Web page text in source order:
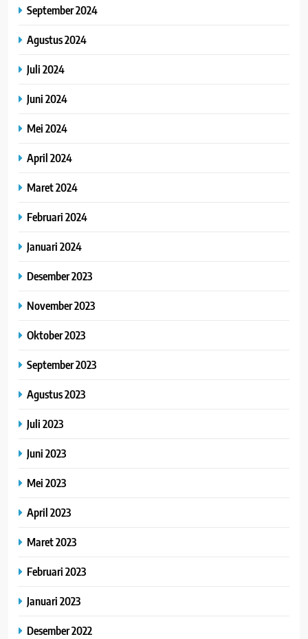
September 2024
Agustus 2024
Juli 2024
Juni 2024
Mei 2024
April 2024
Maret 2024
Februari 2024
Januari 2024
Desember 2023
November 2023
Oktober 2023
September 2023
Agustus 2023
Juli 2023
Juni 2023
Mei 2023
April 2023
Maret 2023
Februari 2023
Januari 2023
Desember 2022